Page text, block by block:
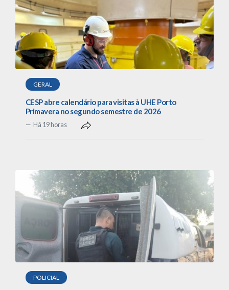
GERAL
CESP abre calendário para visitas à UHE Porto
Primavera no segundo semestre de 2026
Há 19 horas
POLICIAL